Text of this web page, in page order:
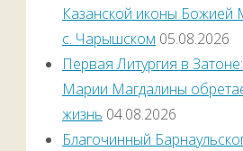
Казанской иконы Божией
с. Чарышском 05.08.2026
Первая Литургия в
Марии Магдалины
жизнь 04.08.2026
Благочинный